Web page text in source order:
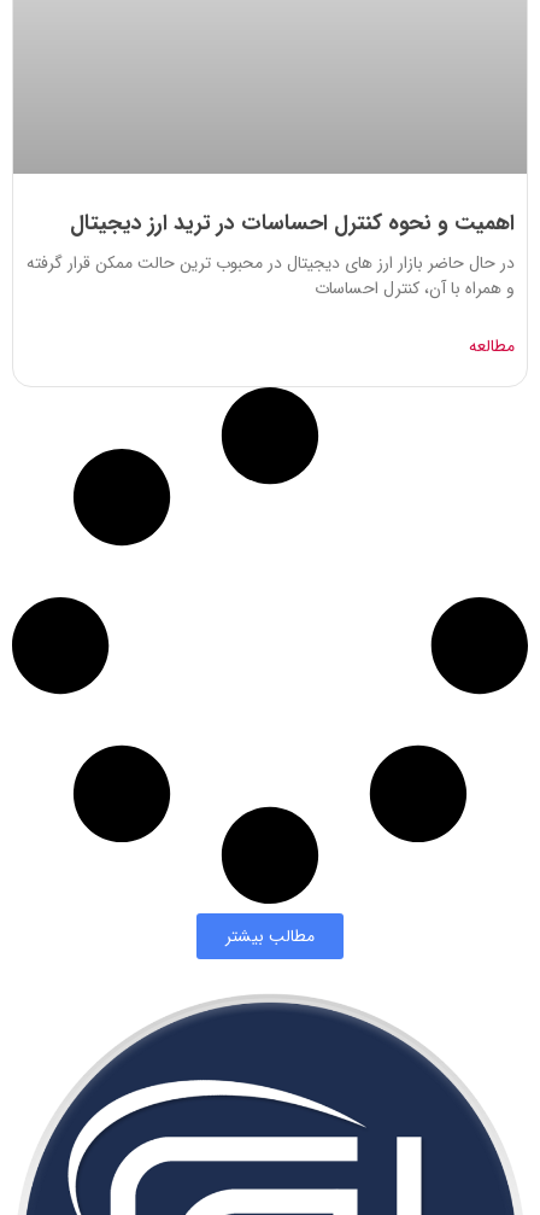
اهمیت و نحوه کنترل احساسات در ترید ارز دیجیتال
در حال حاضر بازار ارز های دیجیتال در محبوب ترین حالت ممکن قرار گرفته
و همراه با آن، کنترل احساسات
مطالعه
مطالب بیشتر